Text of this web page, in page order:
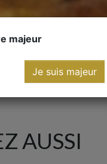
AUSSI
majeur
Je suis majeur